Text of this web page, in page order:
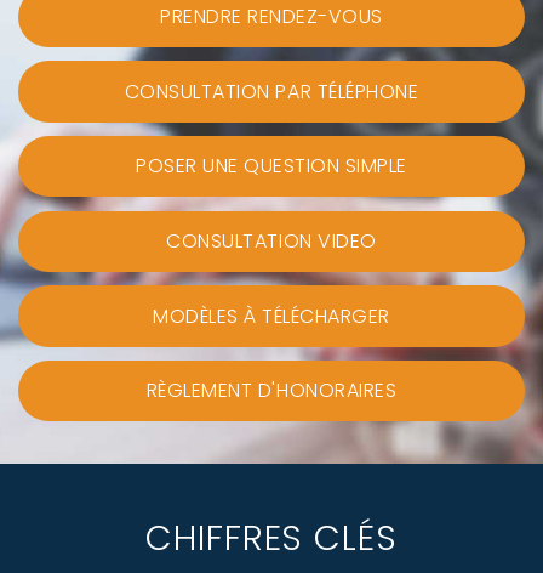
PRENDRE RENDEZ-VOUS
CONSULTATION PAR TÉLÉPHONE
POSER UNE QUESTION SIMPLE
CONSULTATION VIDEO
MODÈLES À TÉLÉCHARGER
RÈGLEMENT D'HONORAIRES
CHIFFRES CLÉS